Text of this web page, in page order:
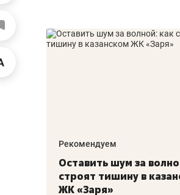
Рекомендуем
Оставить шум за
строят тишину в
ЖК «Заря»